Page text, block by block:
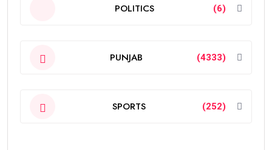
POLITICS (6)
PUNJAB (4333)
SPORTS (252)